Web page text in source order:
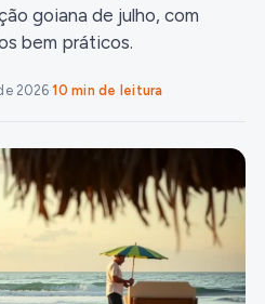
goiana de julho, com
bem práticos.
2026·10 min de leitura